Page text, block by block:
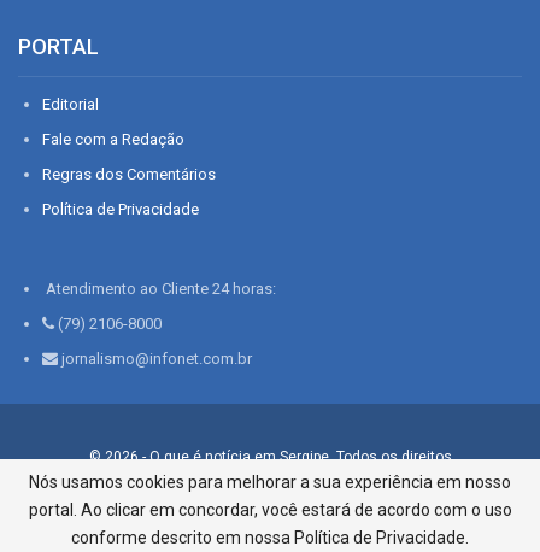
PORTAL
Editorial
Fale com a Redação
Regras dos Comentários
Política de Privacidade
Atendimento ao Cliente 24 horas:
(79) 2106-8000
jornalismo@infonet.com.br
© 2026 - O que é notícia em Sergipe. Todos os direitos
reservados.
Infonet - Rua Monsenhor Silveira 276, Bairro São José |
Aracaju-SE, CEP 49015-030, Fone: 79.2106.8000 - CI Centro de
Nós usamos cookies para melhorar a sua experiência em nosso
portal. Ao clicar em concordar, você estará de acordo com o uso
conforme descrito em nossa Política de Privacidade.